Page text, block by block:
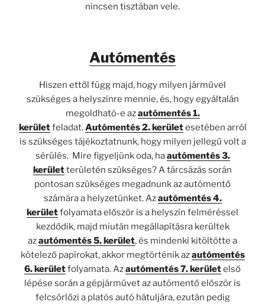
nincsen tisztában vele.
Autómentés
Hiszen ettől függ majd, hogy milyen járművel
szükséges a helyszínre mennie, és, hogy egyáltalán
megoldható-e azautómentés 1.
kerületfeladat.Autómentés 2. kerületesetében arról
is szükséges tájékoztatnunk, hogy milyen jellegű volt a
sérülés. Mire figyeljünk oda, haautómentés 3.
kerületterületén szükséges? A tárcsázás során
pontosan szükséges megadnunk az autómentő
számára a helyzetünket. Azautómentés 4.
kerületfolyamata először is a helyszín felméréssel
kezdődik, majd miután megállapításra kerültek
azautómentés 5. kerület, és mindenki kitöltötte a
kötelező papírokat, akkor megtörténik azautómentés
6. kerületfolyamata. Azautómentés 7. kerületelső
lépése során a gépjárművet az autómentő először is
felcsörlőzi a platós autó hátuljára, ezután pedig